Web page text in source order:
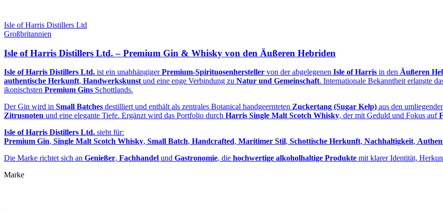
Isle of Harris Distillers Ltd
Großbritannien
Isle of Harris Distillers Ltd. – Premium Gin & Whisky von den Äußeren Hebriden
Isle of Harris Distillers Ltd. ist ein unabhängigerPremium‑Spirituosenhersteller von der abgelegenen Isle of Harris in den Äußeren
authentische Herkunft, Handwerkskunst und eine enge Verbindung zu Natur und Gemeinschaft. Internationale Bekanntheit erlangte
ikonischsten Premium Gins Schottlands.
Der Gin wird in Small Batches destilliert und enthält als zentrales Botanical handgeernteten Zuckertang (Sugar Kelp) aus den
Zitrusnoten und eine elegante Tiefe. Ergänzt wird das Portfolio durch Harris Single Malt Scotch Whisky, der mit Geduld und Fokus auf
Isle of Harris Distillers Ltd. steht für:
Premium Gin, Single Malt Scotch Whisky, Small Batch, Handcrafted, Maritimer Stil, Schottische Herkunft, Nachhaltigkeit,
Die Marke richtet sich an Genießer, Fachhandel und Gastronomie, die hochwertige alkoholhaltige Produkte mit klarer Identität,
Marke